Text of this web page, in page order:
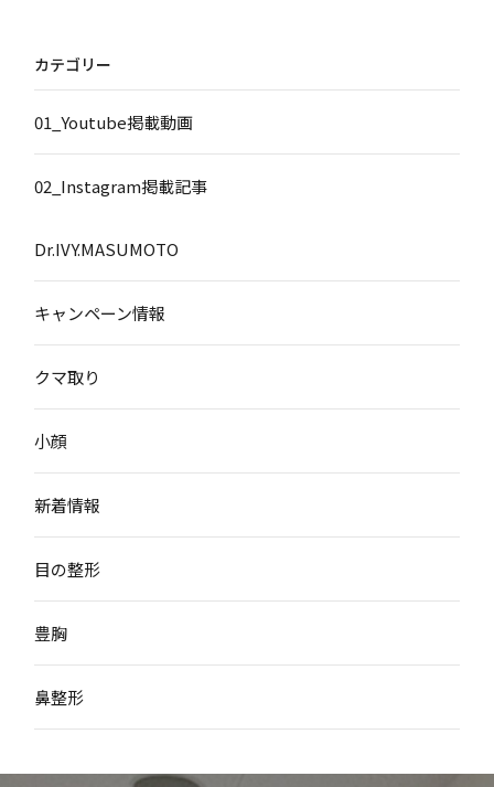
カテゴリー
01_Youtube掲載動画
02_Instagram掲載記事
Dr.IVY.MASUMOTO
キャンペーン情報
クマ取り
小顔
新着情報
目の整形
豊胸
鼻整形